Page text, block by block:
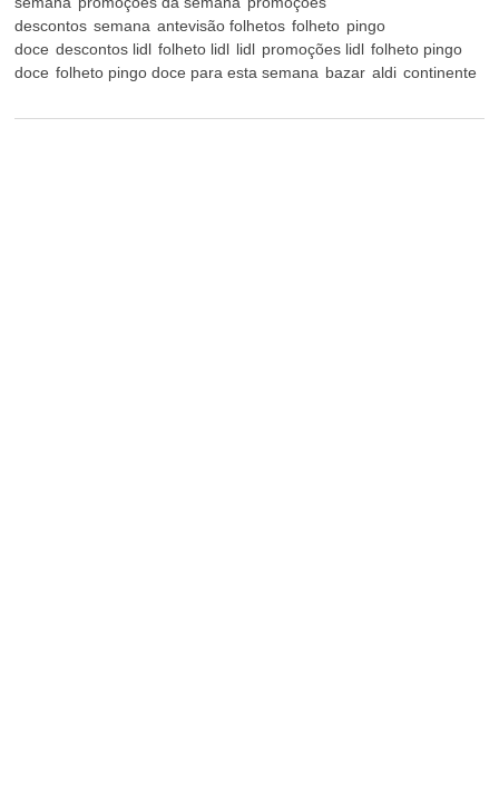
descontos semana antevisão folhetos folheto pingo
doce descontos lidl folheto lidl lidl promoções lidl folheto pingo
doce folheto pingo doce para esta semana bazar aldi continente